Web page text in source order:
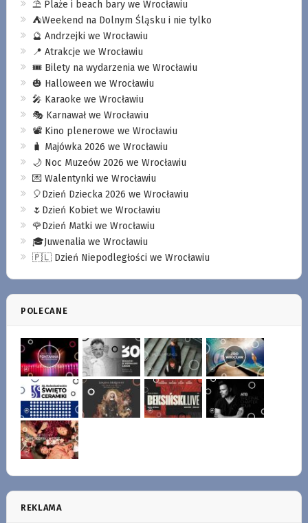
⛱️ Plaże i beach bary we Wrocławiu
⛺️Weekend na Dolnym Śląsku i nie tylko
🔮 Andrzejki we Wrocławiu
📍 Atrakcje we Wrocławiu
🎟️ Bilety na wydarzenia we Wrocławiu
🎃 Halloween we Wrocławiu
🎤 Karaoke we Wrocławiu
🎭 Karnawał we Wrocławiu
📽️ Kino plenerowe we Wrocławiu
🧳 Majówka 2026 we Wrocławiu
🌙 Noc Muzeów 2026 we Wrocławiu
💌 Walentynki we Wrocławiu
🎈Dzień Dziecka 2026 we Wrocławiu
🌷Dzień Kobiet we Wrocławiu
🌹Dzień Matki we Wrocławiu
🎓Juwenalia we Wrocławiu
🇵🇱 Dzień Niepodległości we Wrocławiu
POLECANE
REKLAMA